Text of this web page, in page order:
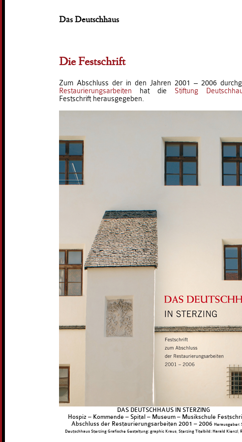
Das Deutschhaus
Die Festschrift
Zum Abschluss der in den Jahren 2001 – 2006
Restaurierungsarbeiten hat die Stiftung
Festschrift herausgegeben.
DAS DEUTSCHHAUS IN STERZING
Hospiz – Kommende – Spital – Museum – Musikschule
Abschluss der Restaurierungsarbeiten 2001 – 2006 Herausgeber:
Deutschhaus Sterzing Grafische Gestaltung: graphic Kraus, Sterzing Titelbild: Harald Kienzl,